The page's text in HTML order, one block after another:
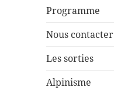
Programme
Nous contacter
Les sorties
Alpinisme